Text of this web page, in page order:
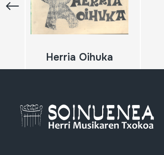
Herria Oihuka